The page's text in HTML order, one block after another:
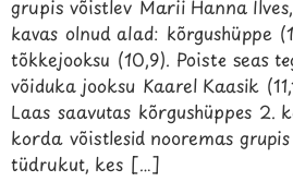
grupis võistlev Marii Hanna
kavas olnud alad: kõrgushüppe
tõkkejooksu (10,9). Poiste seas
võiduka jooksu Kaarel Kaasik
Laas saavutas kõrgushüppes 2.
korda võistlesid nooremas
tüdrukut, kes […]